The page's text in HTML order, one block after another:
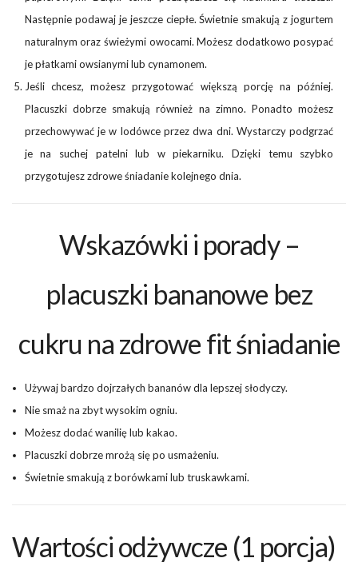
Następnie podawaj je jeszcze ciepłe. Świetnie smakują z jogurtem
naturalnym oraz świeżymi owocami. Możesz dodatkowo posypać
je płatkami owsianymi lub cynamonem.
Jeśli chcesz, możesz przygotować większą porcję na później.
Placuszki dobrze smakują również na zimno. Ponadto możesz
przechowywać je w lodówce przez dwa dni. Wystarczy podgrzać
je na suchej patelni lub w piekarniku. Dzięki temu szybko
przygotujesz zdrowe śniadanie kolejnego dnia.
Wskazówki i porady –
placuszki bananowe bez
cukru na zdrowe fit śniadanie
Używaj bardzo dojrzałych bananów dla lepszej słodyczy.
Nie smaż na zbyt wysokim ogniu.
Możesz dodać wanilię lub kakao.
Placuszki dobrze mrożą się po usmażeniu.
Świetnie smakują z borówkami lub truskawkami.
Wartości odżywcze (1 porcja)